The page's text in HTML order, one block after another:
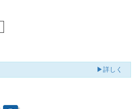
▶詳しく